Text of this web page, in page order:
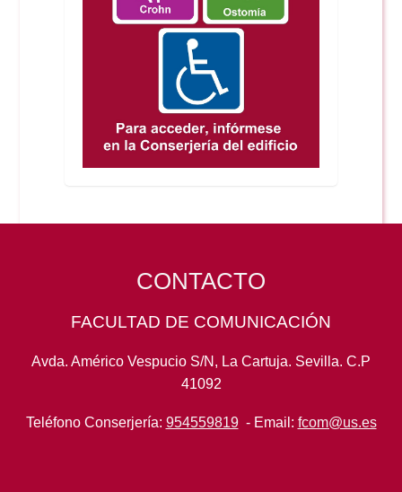
CONTACTO
FACULTAD DE COMUNICACIÓN
Avda. Américo Vespucio S/N, La Cartuja. Sevilla. C.P
41092
Teléfono Conserjería: 954559819- Email: fcom@us.es